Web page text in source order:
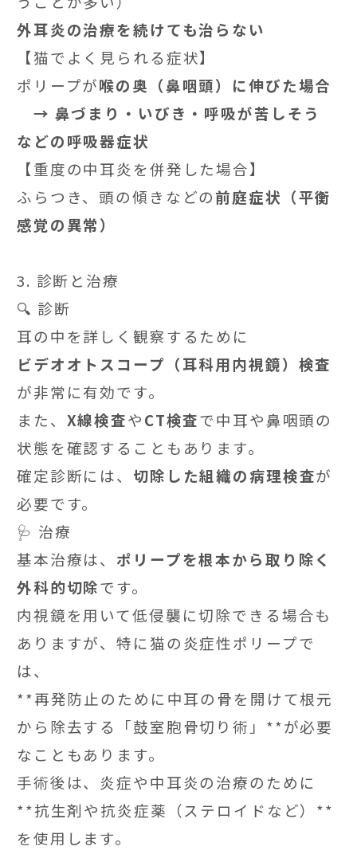
外耳炎の治療を続けても治らない
【猫でよく見られる症状】
ポリープが喉の奥（鼻咽頭）に伸びた場合
→ 鼻づまり・いびき・呼吸が苦しそう
などの呼吸器症状
【重度の中耳炎を併発した場合】
ふらつき、頭の傾きなどの前庭症状（平衡
感覚の異常）
3. 診断と治療
🔍 診断
耳の中を詳しく観察するために
ビデオオトスコープ（耳科用内視鏡）検査
が非常に有効です。
また、 X線検査やCT検査で中耳や鼻咽頭の
状態を確認することもあります。
確定診断には、切除した組織の病理検査が
必要です。
🩺 治療
基本治療は、 ポリープを根本から取り除く
外科的切除です。
内視鏡を用いて低侵襲に切除できる場合も
ありますが、特に猫の炎症性ポリープで
は、
**再発防止のために中耳の骨を開けて根元
から除去する「鼓室胞骨切り術」**が必要
なこともあります。
手術後は、炎症や中耳炎の治療のために
**抗生剤や抗炎症薬（ステロイドなど）**
を使用します。